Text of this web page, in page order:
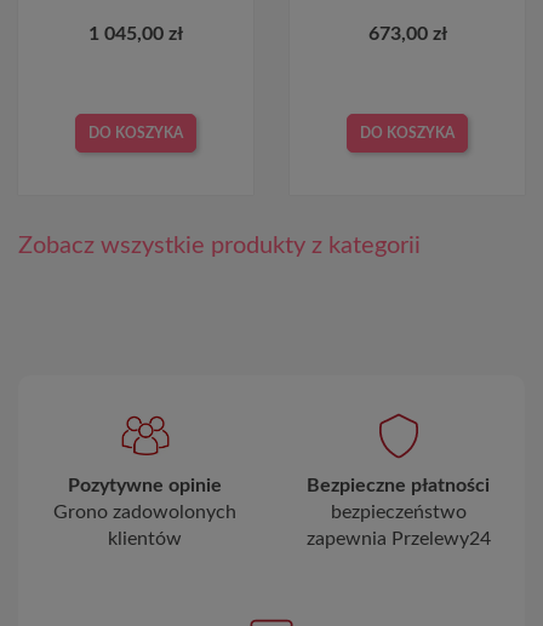
1 045,00 zł
DO KOSZYKA
673,00 zł
DO KOSZYKA
Zobacz wszystkie produkty z kategorii
Pozytywne opinie
Grono zadowolonych
klientów
Bezpieczne płatności
bezpieczeństwo
zapewnia Przelewy24